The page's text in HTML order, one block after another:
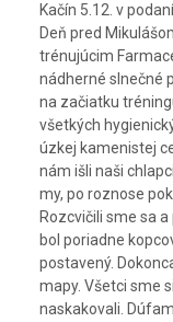
Kačín 5.12. v
Deň pred
trénujúcim
nádherné slnečné
na začiatku
všetkých
úzkej kamenistej
nám išli naši
my, po roznose
Rozcvičili sme sa
bol poriadne
postavený.
mapy. Všetci sme
naskakovali.